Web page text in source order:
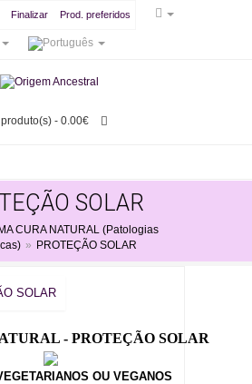
Finalizar Prod. preferidos
- 0.00€
SOLAR
CURA NATURAL (Patologias
» PROTEÇÃO SOLAR
- PROTEÇÃO SOLAR
OU VEGANOS